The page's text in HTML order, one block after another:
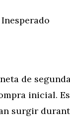
de
inicial.
surgir